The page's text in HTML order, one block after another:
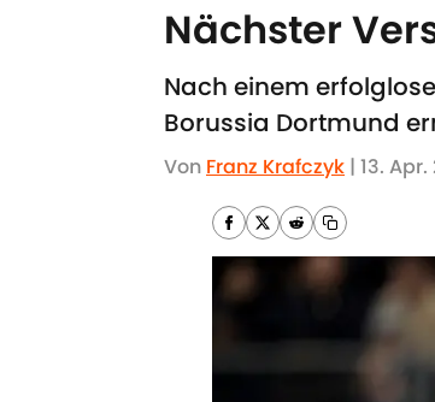
Nächster
Nach einem
Borussia Dortmund
Von Franz Krafczyk | 13. Apr.